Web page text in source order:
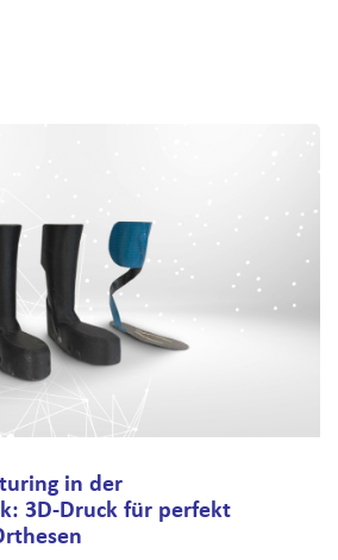
in der
3D-Druck für perfekt